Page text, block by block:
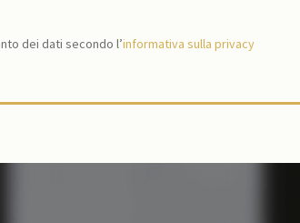
dei dati secondo l’informativa sulla privacy